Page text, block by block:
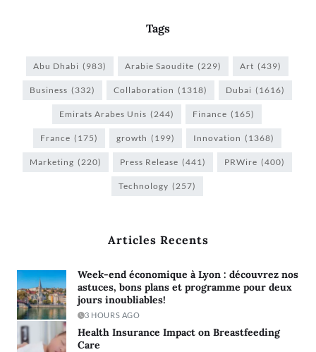
Tags
Abu Dhabi (983) Arabie Saoudite (229) Art (439)
Business (332) Collaboration (1318) Dubai (1616)
Emirats Arabes Unis (244) Finance (165)
France (175) growth (199) Innovation (1368)
Marketing (220) Press Release (441) PRWire (400)
Technology (257)
Articles Recents
Week-end économique à Lyon : découvrez nos
astuces, bons plans et programme pour deux
jours inoubliables!
3 HOURS AGO
Health Insurance Impact on Breastfeeding
Care